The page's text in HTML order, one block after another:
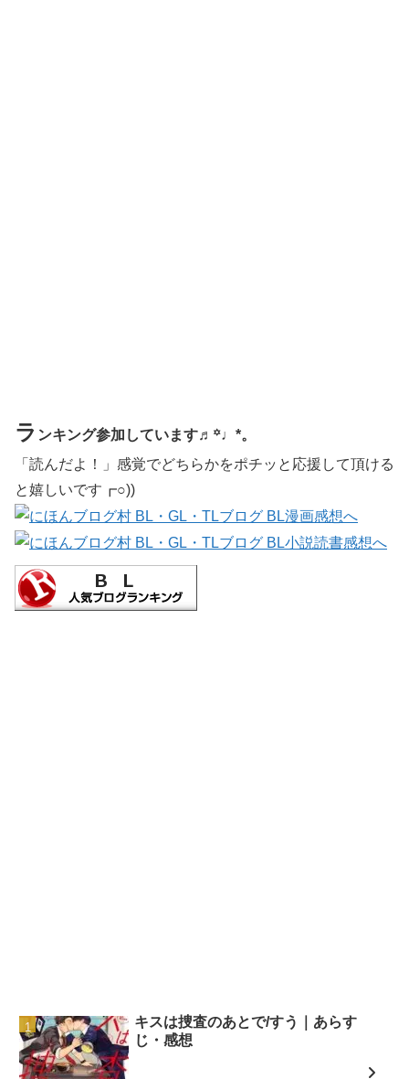
ラ ンキング参加しています♬꙳♩*。
「読んだよ！」感覚でどちらかをポチッと応援して頂ける
と嬉しいです┏○))
キスは捜査のあとで/すう｜あらす
じ・感想